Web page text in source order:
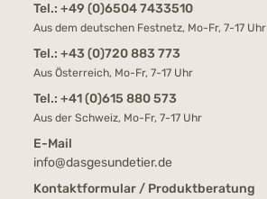
Tel.: +49 (0)6504 7433510
Aus dem deutschen Festnetz, Mo-Fr, 7-17 Uhr
Tel.: +43 (0)720 883 773
Aus Österreich, Mo-Fr, 7-17 Uhr
Tel.: +41 (0)615 880 573
Aus der Schweiz, Mo-Fr, 7-17 Uhr
E-Mail
info@dasgesundetier.de
Kontaktformular / Produktberatung